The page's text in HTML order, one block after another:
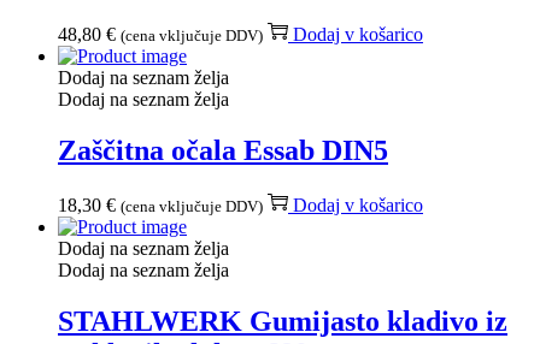
48,80 € (cena vključuje DDV) Dodaj v košarico
Dodaj na seznam želja
Dodaj na seznam želja
Zaščitna očala Essab DIN5
18,30 € (cena vključuje DDV) Dodaj v košarico
Dodaj na seznam želja
Dodaj na seznam želja
STAHLWERK Gumijasto kladivo iz